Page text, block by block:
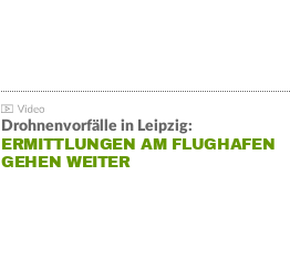
Drohnenvorfälle in Leipzig:
ERMITTLUNGEN AM FLUGHAFEN
GEHEN WEITER